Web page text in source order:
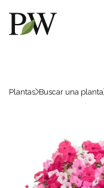
Plantas Buscar una planta